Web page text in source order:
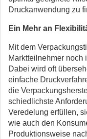
Druck­anwendung zu
Ein Mehr an
Mit dem
Marktteilnehmer noch
Dabei wird oft
einfache
die
schiedlichste
Veredelung er­füllen,
wie auch den
Produktionsweise